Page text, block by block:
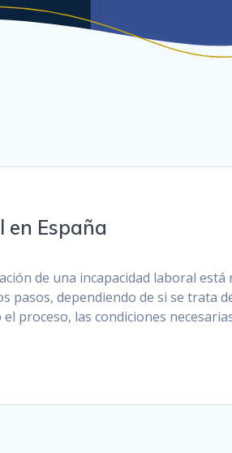
España
de una incapacidad laboral está
pasos, dependiendo de si se trata
proceso, las condiciones